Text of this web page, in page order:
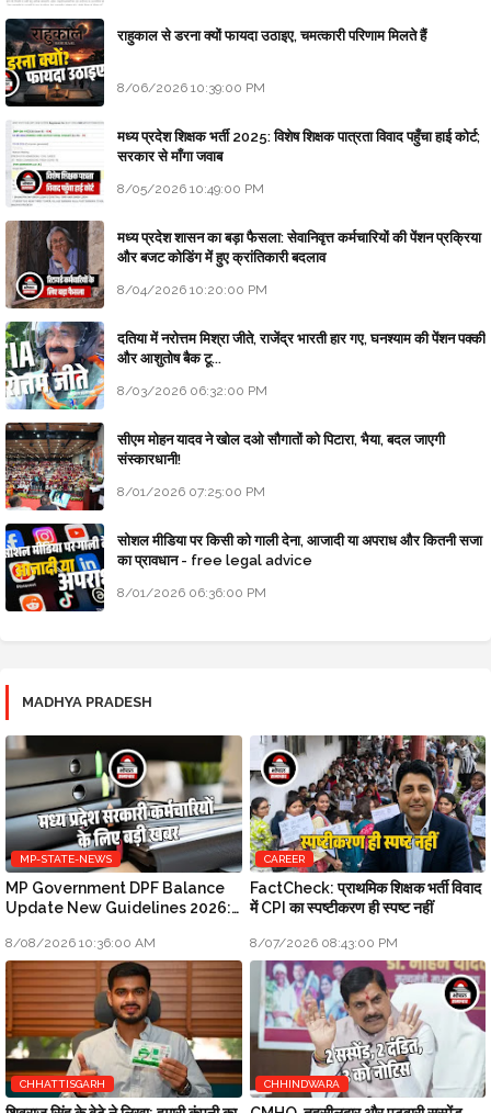
राहुकाल से डरना क्यों फायदा उठाइए, चमत्कारी परिणाम मिलते हैं
8/06/2026 10:39:00 PM
मध्य प्रदेश शिक्षक भर्ती 2025: विशेष शिक्षक पात्रता विवाद पहुँचा हाई कोर्ट;
सरकार से माँगा जवाब
8/05/2026 10:49:00 PM
मध्य प्रदेश शासन का बड़ा फैसला: सेवानिवृत्त कर्मचारियों की पेंशन प्रक्रिया
और बजट कोडिंग में हुए क्रांतिकारी बदलाव
8/04/2026 10:20:00 PM
दतिया में नरोत्तम मिश्रा जीते, राजेंद्र भारती हार गए, घनश्याम की पेंशन पक्की
और आशुतोष बैक टू...
8/03/2026 06:32:00 PM
सीएम मोहन यादव ने खोल दओ सौगातों को पिटारा, भैया, बदल जाएगी
संस्कारधानी!
8/01/2026 07:25:00 PM
सोशल मीडिया पर किसी को गाली देना, आजादी या अपराध और कितनी सजा
का प्रावधान - free legal advice
8/01/2026 06:36:00 PM
MADHYA PRADESH
MP-STATE-NEWS
MP Government DPF Balance
Update New Guidelines 2026:
खबर
8/08/2026 10:36:00 AM
CAREER
FactCheck: प्राथमिक शिक्षक भर्ती विवाद
में CPI का स्पष्टीकरण ही स्पष्ट नहीं
8/07/2026 08:43:00 PM
CHHATTISGARH CHHINDWARA